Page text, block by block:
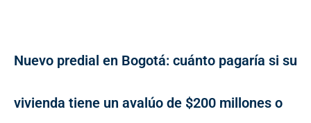
Nuevo predial en Bogotá: cuánto pagaría si su
vivienda tiene un avalúo de $200 millones o